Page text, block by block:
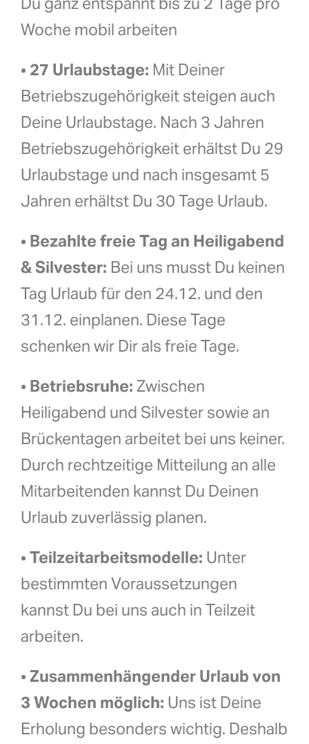
Woche mobil arbeiten
• 27 Urlaubstage: Mit Deiner
Betriebszugehörigkeit steigen auch
Deine Urlaubstage. Nach 3 Jahren
Betriebszugehörigkeit erhältst Du 29
Urlaubstage und nach insgesamt 5
Jahren erhältst Du 30 Tage Urlaub.
• Bezahlte freie Tag an Heiligabend
& Silvester: Bei uns musst Du keinen
Tag Urlaub für den 24.12. und den
31.12. einplanen. Diese Tage
schenken wir Dir als freie Tage.
• Betriebsruhe: Zwischen
Heiligabend und Silvester sowie an
Brückentagen arbeitet bei uns keiner.
Durch rechtzeitige Mitteilung an alle
Mitarbeitenden kannst Du Deinen
Urlaub zuverlässig planen.
• Teilzeitarbeitsmodelle: Unter
bestimmten Voraussetzungen
kannst Du bei uns auch in Teilzeit
arbeiten.
• Zusammenhängender Urlaub von
3 Wochen möglich: Uns ist Deine
Erholung besonders wichtig. Deshalb